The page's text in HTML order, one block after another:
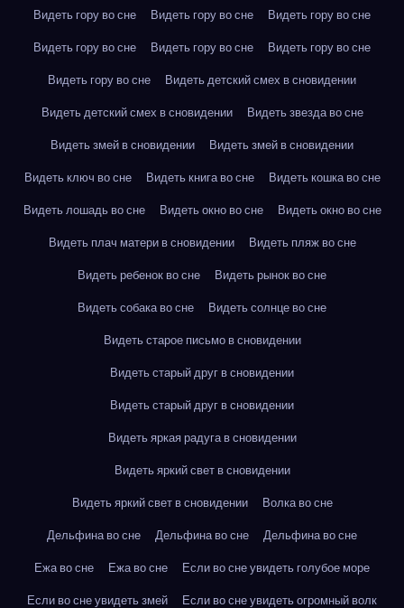
Видеть гору во сне
Видеть гору во сне
Видеть гору во сне
Видеть гору во сне
Видеть гору во сне
Видеть гору во сне
Видеть гору во сне
Видеть детский смех в сновидении
Видеть детский смех в сновидении
Видеть звезда во сне
Видеть змей в сновидении
Видеть змей в сновидении
Видеть ключ во сне
Видеть книга во сне
Видеть кошка во сне
Видеть лошадь во сне
Видеть окно во сне
Видеть окно во сне
Видеть плач матери в сновидении
Видеть пляж во сне
Видеть ребенок во сне
Видеть рынок во сне
Видеть собака во сне
Видеть солнце во сне
Видеть старое письмо в сновидении
Видеть старый друг в сновидении
Видеть старый друг в сновидении
Видеть яркая радуга в сновидении
Видеть яркий свет в сновидении
Видеть яркий свет в сновидении
Волка во сне
Дельфина во сне
Дельфина во сне
Дельфина во сне
Ежа во сне
Ежа во сне
Если во сне увидеть голубое море
Если во сне увидеть змей
Если во сне увидеть огромный волк